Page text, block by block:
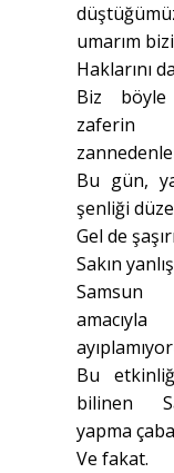
umarım
Haklarını
Biz
zaferin
Bu gün,
şenliği
Gel de
Sakın
Samsun
Bu
bilinen
yapma
Ve fakat.